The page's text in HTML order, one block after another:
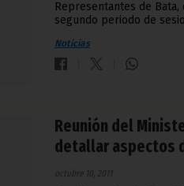
Representantes de
segundo periodo de
Noticias
Reunión del
detallar aspectos
octubre 10, 2011